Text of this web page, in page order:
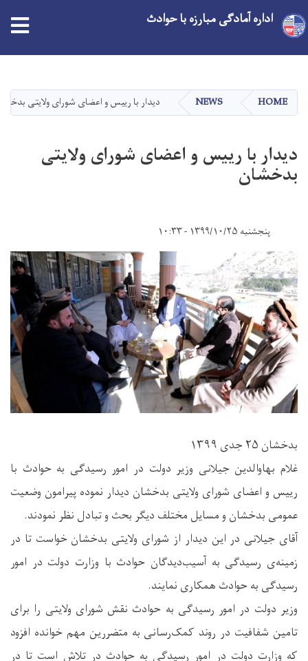
main
content
اداره آمادگی مبارزه با حوادث
HOME
NEWS دیدار با رییس و اعضای شورای ولایتی
دیدار با رییس و اعضای شورای ولایتی
بدخشان
پنجشنبه ۱۳۹۹/۱۰/۲۵ - ۱۰:۳۳
بدخشان ۲۵ جدی ۱۳۹۹
غلام بهاوالدین جیلانی وزیر دولت در امور رسیدگی به حوادث با
رییس و اعضای شورای ولایتی بدخشان دیدار نموده پیرامون وضعیت
عمومی بدخشان و مسایل مختلف دیگر بحث و تبادل نظر نمودند.
آقای جیلانی در این دیدار از شورای ولایتی بدخشان خواست تا در
زمینه‌ی رسیدگی به آسیب‌دیدگان حوادث با وزارت دولت در امور
رسیدگی به حوادث همکاری نمایند.
وزیر دولت در امور رسیدگی به حوادث نقش شورای ولایتی را برای
تامین شفافیت در روند کمک‌رسانی به متضررین مهم خوانده افزود
که وزارت دولت در امور رسیدگی به حوادث در تلاش است تا در